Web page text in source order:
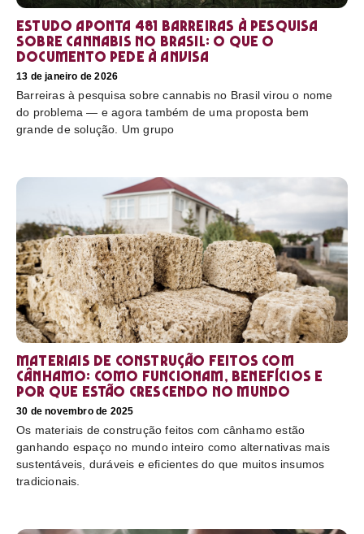
Estudo aponta 481 barreiras à pesquisa
sobre cannabis no Brasil: o que o
documento pede à Anvisa
13 de janeiro de 2026
Barreiras à pesquisa sobre cannabis no Brasil virou o nome
do problema — e agora também de uma proposta bem
grande de solução. Um grupo
Materiais de construção feitos com
cânhamo: como funcionam, benefícios e
por que estão crescendo no mundo
30 de novembro de 2025
Os materiais de construção feitos com cânhamo estão
ganhando espaço no mundo inteiro como alternativas mais
sustentáveis, duráveis e eficientes do que muitos insumos
tradicionais.